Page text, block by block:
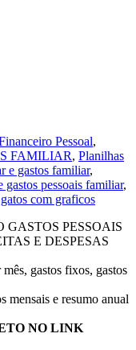
Pessoal,
FAMILIAR, Planilhas
e gastos familiar,
gastos pessoais familiar,
com graficos
PESSOAIS
E DESPESAS
gastos fixos, gastos
mensais e resumo anual
NO LINK